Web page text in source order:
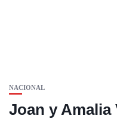
NACIONAL
Joan y